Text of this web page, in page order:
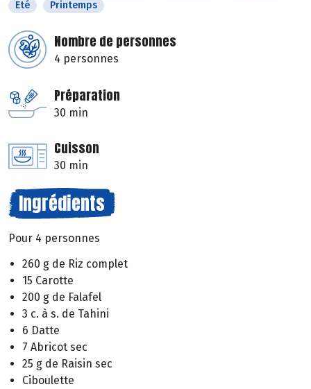
Eté
Printemps
Nombre de personnes
4 personnes
Préparation
30 min
Cuisson
30 min
Ingrédients
Pour 4 personnes
260 g de Riz complet
15 Carotte
200 g de Falafel
3 c. à s. de Tahini
6 Datte
7 Abricot sec
25 g de Raisin sec
Ciboulette